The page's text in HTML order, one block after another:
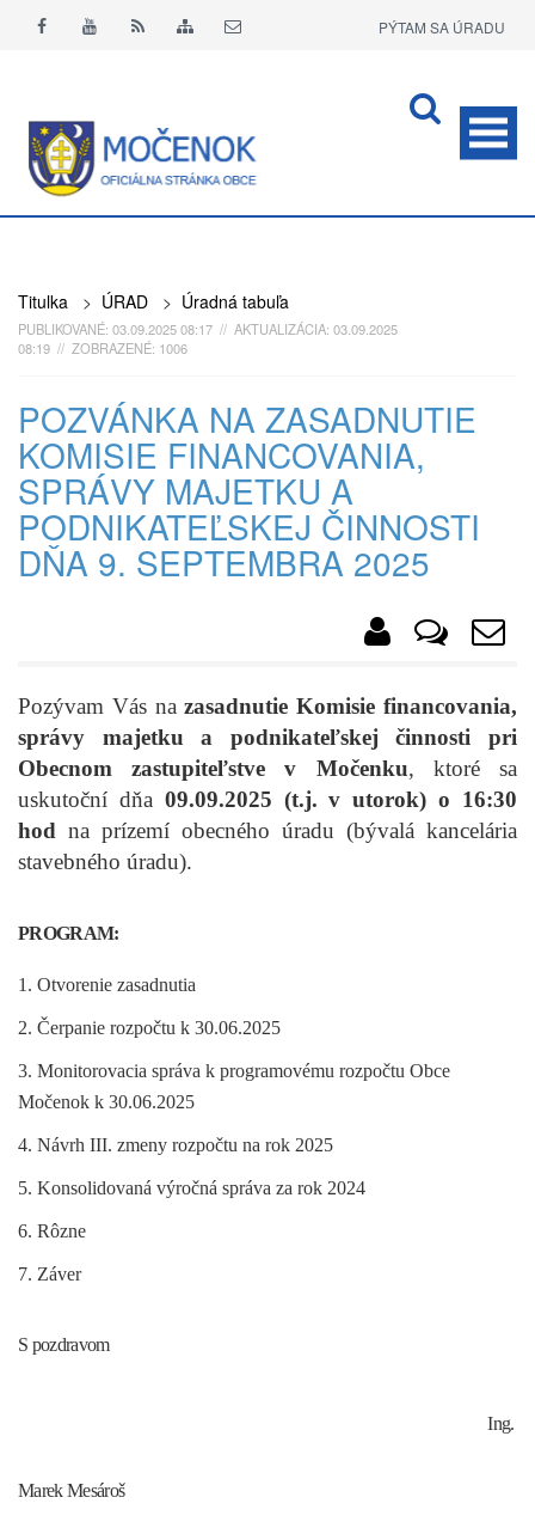
PÝTAM SA ÚRADU
Titulka > ÚRAD > Úradná tabuľa
PUBLIKOVANÉ: 03.09.2025 08:17 // AKTUALIZÁCIA: 03.09.2025
08:19 // ZOBRAZENÉ: 1006
POZVÁNKA NA ZASADNUTIE
KOMISIE FINANCOVANIA,
SPRÁVY MAJETKU A
PODNIKATEĽSKEJ ČINNOSTI
DŇA 9. SEPTEMBRA 2025
Pozývam Vás na zasadnutie Komisie financovania,
správy majetku a podnikateľskej činnosti pri
Obecnom zastupiteľstve v Močenku, ktoré sa
uskutoční dňa 09.09.2025 (t.j. v utorok) o 16:30
hod na prízemí obecného úradu (bývalá kancelária
stavebného úradu).
PROGRAM:
1. Otvorenie zasadnutia
2. Čerpanie rozpočtu k 30.06.2025
3. Monitorovacia správa k programovému rozpočtu Obce
Močenok k 30.06.2025
4. Návrh III. zmeny rozpočtu na rok 2025
5. Konsolidovaná výročná správa za rok 2024
6. Rôzne
7. Záver
S pozdravom
Ing.
Marek Mesároš